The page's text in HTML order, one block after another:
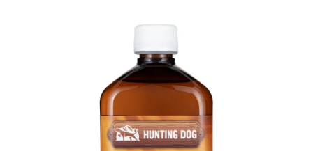
VĚRNOSTNÍ PROGRAM